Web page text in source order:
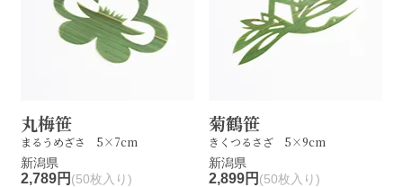
丸梅笹
まるうめざさ 5×7cm
新潟県
2,789円 (50枚入り)
菊鶴笹
きくつるさざ 5×9cm
新潟県
2,899円 (50枚入り)